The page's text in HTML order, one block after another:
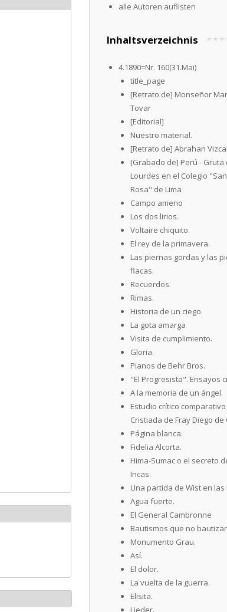
alle Autoren auflisten
Inhaltsverzeichnis
4.1890=Nr. 160(31.Mai)
title_page
[Retrato de] Monseñor
Tovar
[Editorial]
Nuestro material.
[Retrato de] Abrahan
[Grabado de] Perú - Gruta
Lourdes en el Colegio
Rosa" de Lima
Campo ameno
Los dos lirios.
Voltaire chiquito.
El rey de la primavera.
Las piernas gordas y las
flacas.
Recuerdos.
Rimas.
Historia de un ciego.
La gota amarga
Visita de cumplimiento.
Gloria.
Pianos de Behr Bros.
"El Progresista". Ensayos
A la memoria de un ángel.
Estudio crítico
Cristiada de Fray Diego de
Página blanca.
Fidelia Alcorta.
Hima-Sumac o el secreto
Incas.
Una partida de Wist en las
Agua fuerte.
El General Cambronne
Bautismos que no
Monumento Grau.
Así.
El dolor.
La vuelta de la guerra.
Elisita.
Lieder.